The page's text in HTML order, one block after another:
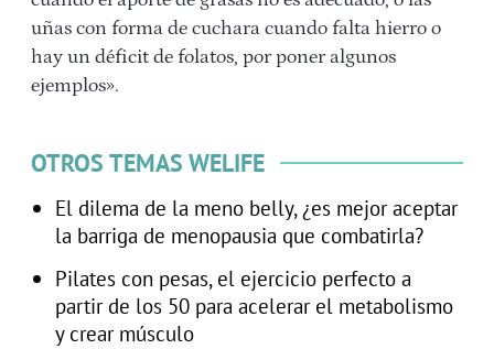
uñas con forma de cuchara cuando falta hierro o
hay un déficit de folatos, por poner algunos
ejemplos».
OTROS TEMAS WELIFE
El dilema de la meno belly, ¿es mejor aceptar
la barriga de menopausia que combatirla?
Pilates con pesas, el ejercicio perfecto a
partir de los 50 para acelerar el metabolismo
y crear músculo